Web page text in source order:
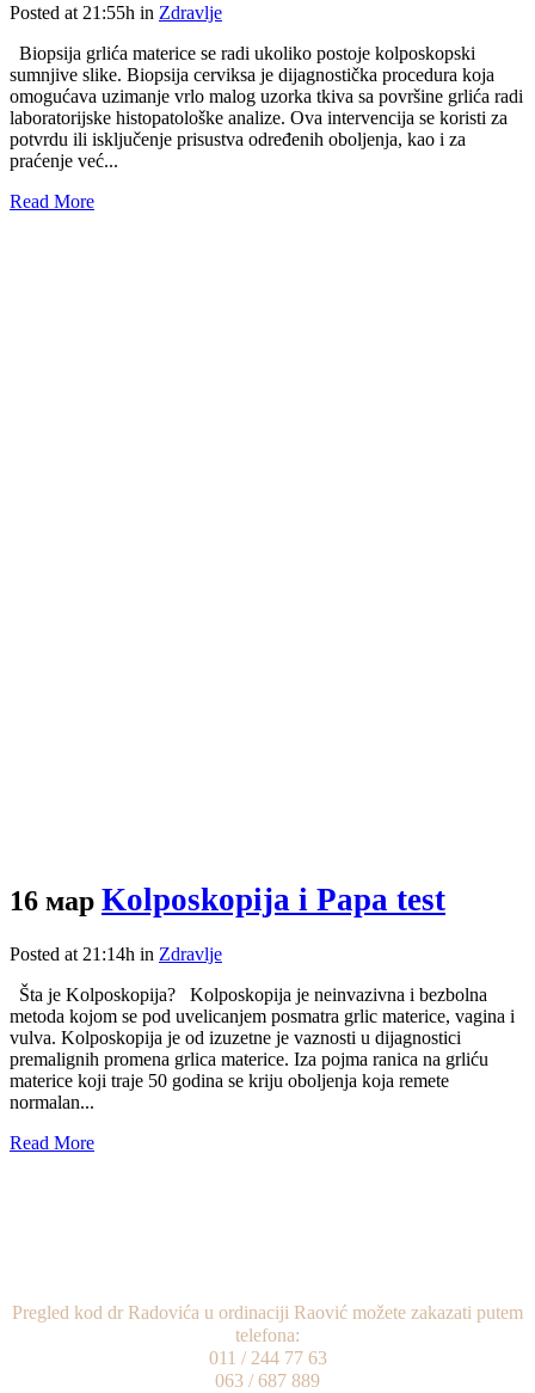
Posted at 21:55h in Zdravlje
Biopsija grlića materice se radi ukoliko postoje kolposkopski
sumnjive slike. Biopsija cerviksa je dijagnostička procedura koja
omogućava uzimanje vrlo malog uzorka tkiva sa površine grlića radi
laboratorijske histopatološke analize. Ova intervencija se koristi za
potvrdu ili isključenje prisustva određenih oboljenja, kao i za
praćenje već...
Read More
16 мар Kolposkopija i Papa test
Posted at 21:14h in Zdravlje
Šta je Kolposkopija? Kolposkopija je neinvazivna i bezbolna
metoda kojom se pod uvelicanjem posmatra grlic materice, vagina i
vulva. Kolposkopija je od izuzetne je vaznosti u dijagnostici
premalignih promena grlica materice. Iza pojma ranica na grliću
materice koji traje 50 godina se kriju oboljenja koja remete
normalan...
Read More
Pregled kod dr Radovića u ordinaciji Raović možete zakazati putem
telefona:
011 / 244 77 63
063 / 687 889